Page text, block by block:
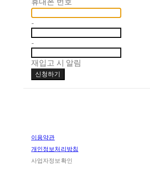
-
-
재입고 시 알림
신청하기
이용약관
개인정보처리방침
사업자정보확인